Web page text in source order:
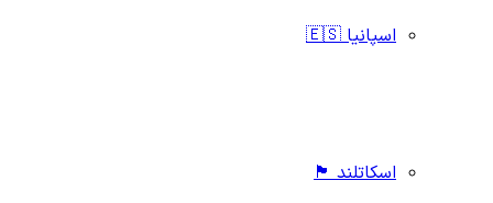
اسپانیا 🇪🇸
اسکاتلند 🏴󠁧󠁢󠁳󠁣󠁴󠁿